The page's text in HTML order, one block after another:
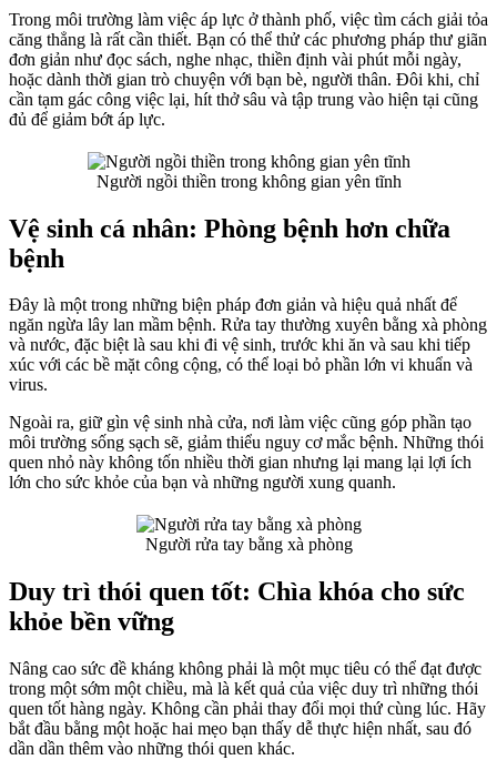
Trong môi trường làm việc áp lực ở thành phố, việc tìm cách giải tỏa
căng thẳng là rất cần thiết. Bạn có thể thử các phương pháp thư giãn
đơn giản như đọc sách, nghe nhạc, thiền định vài phút mỗi ngày,
hoặc dành thời gian trò chuyện với bạn bè, người thân. Đôi khi, chỉ
cần tạm gác công việc lại, hít thở sâu và tập trung vào hiện tại cũng
đủ để giảm bớt áp lực.
Người ngồi thiền trong không gian yên tĩnh
Vệ sinh cá nhân: Phòng bệnh hơn chữa
bệnh
Đây là một trong những biện pháp đơn giản và hiệu quả nhất để
ngăn ngừa lây lan mầm bệnh. Rửa tay thường xuyên bằng xà phòng
và nước, đặc biệt là sau khi đi vệ sinh, trước khi ăn và sau khi tiếp
xúc với các bề mặt công cộng, có thể loại bỏ phần lớn vi khuẩn và
virus.
Ngoài ra, giữ gìn vệ sinh nhà cửa, nơi làm việc cũng góp phần tạo
môi trường sống sạch sẽ, giảm thiểu nguy cơ mắc bệnh. Những thói
quen nhỏ này không tốn nhiều thời gian nhưng lại mang lại lợi ích
lớn cho sức khỏe của bạn và những người xung quanh.
Người rửa tay bằng xà phòng
Duy trì thói quen tốt: Chìa khóa cho sức
khỏe bền vững
Nâng cao sức đề kháng không phải là một mục tiêu có thể đạt được
trong một sớm một chiều, mà là kết quả của việc duy trì những thói
quen tốt hàng ngày. Không cần phải thay đổi mọi thứ cùng lúc. Hãy
bắt đầu bằng một hoặc hai mẹo bạn thấy dễ thực hiện nhất, sau đó
dần dần thêm vào những thói quen khác.